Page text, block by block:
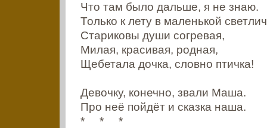
Что там было дальше, я не знаю.
Только к лету в маленькой
Стариковы души согревая,
Милая, красивая, родная,
Щебетала дочка, словно птичка!
Девочку, конечно, звали Маша.
Про неё пойдёт и сказка наша.
* * *